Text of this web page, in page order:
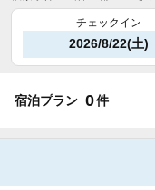
チェックイン
2026/8/22(土)
宿泊プラン 0件